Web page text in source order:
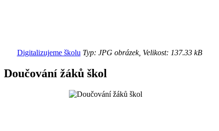
Digitalizujeme školu Typ: JPG obrázek, Velikost: 137.33 kB
Doučování žáků škol